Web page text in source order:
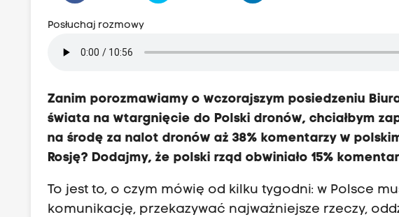
Posłuchaj rozmowy
Zanim porozmawiamy o wczorajszym posiedzeniu
świata na wtargnięcie do Polski dronów, chciałbym
na środę za nalot dronów aż 38% komentarzy w
Rosję? Dodajmy, że polski rząd obwiniało 15%
To jest to, o czym mówię od kilku tygodni: w Polsce
komunikację, przekazywać najważniejsze rzeczy,